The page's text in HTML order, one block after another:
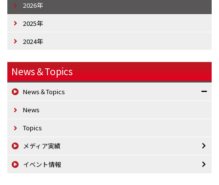
2026年
2025年
2024年
News＆Topics
News＆Topics
News
Topics
メディア実績
イベント情報